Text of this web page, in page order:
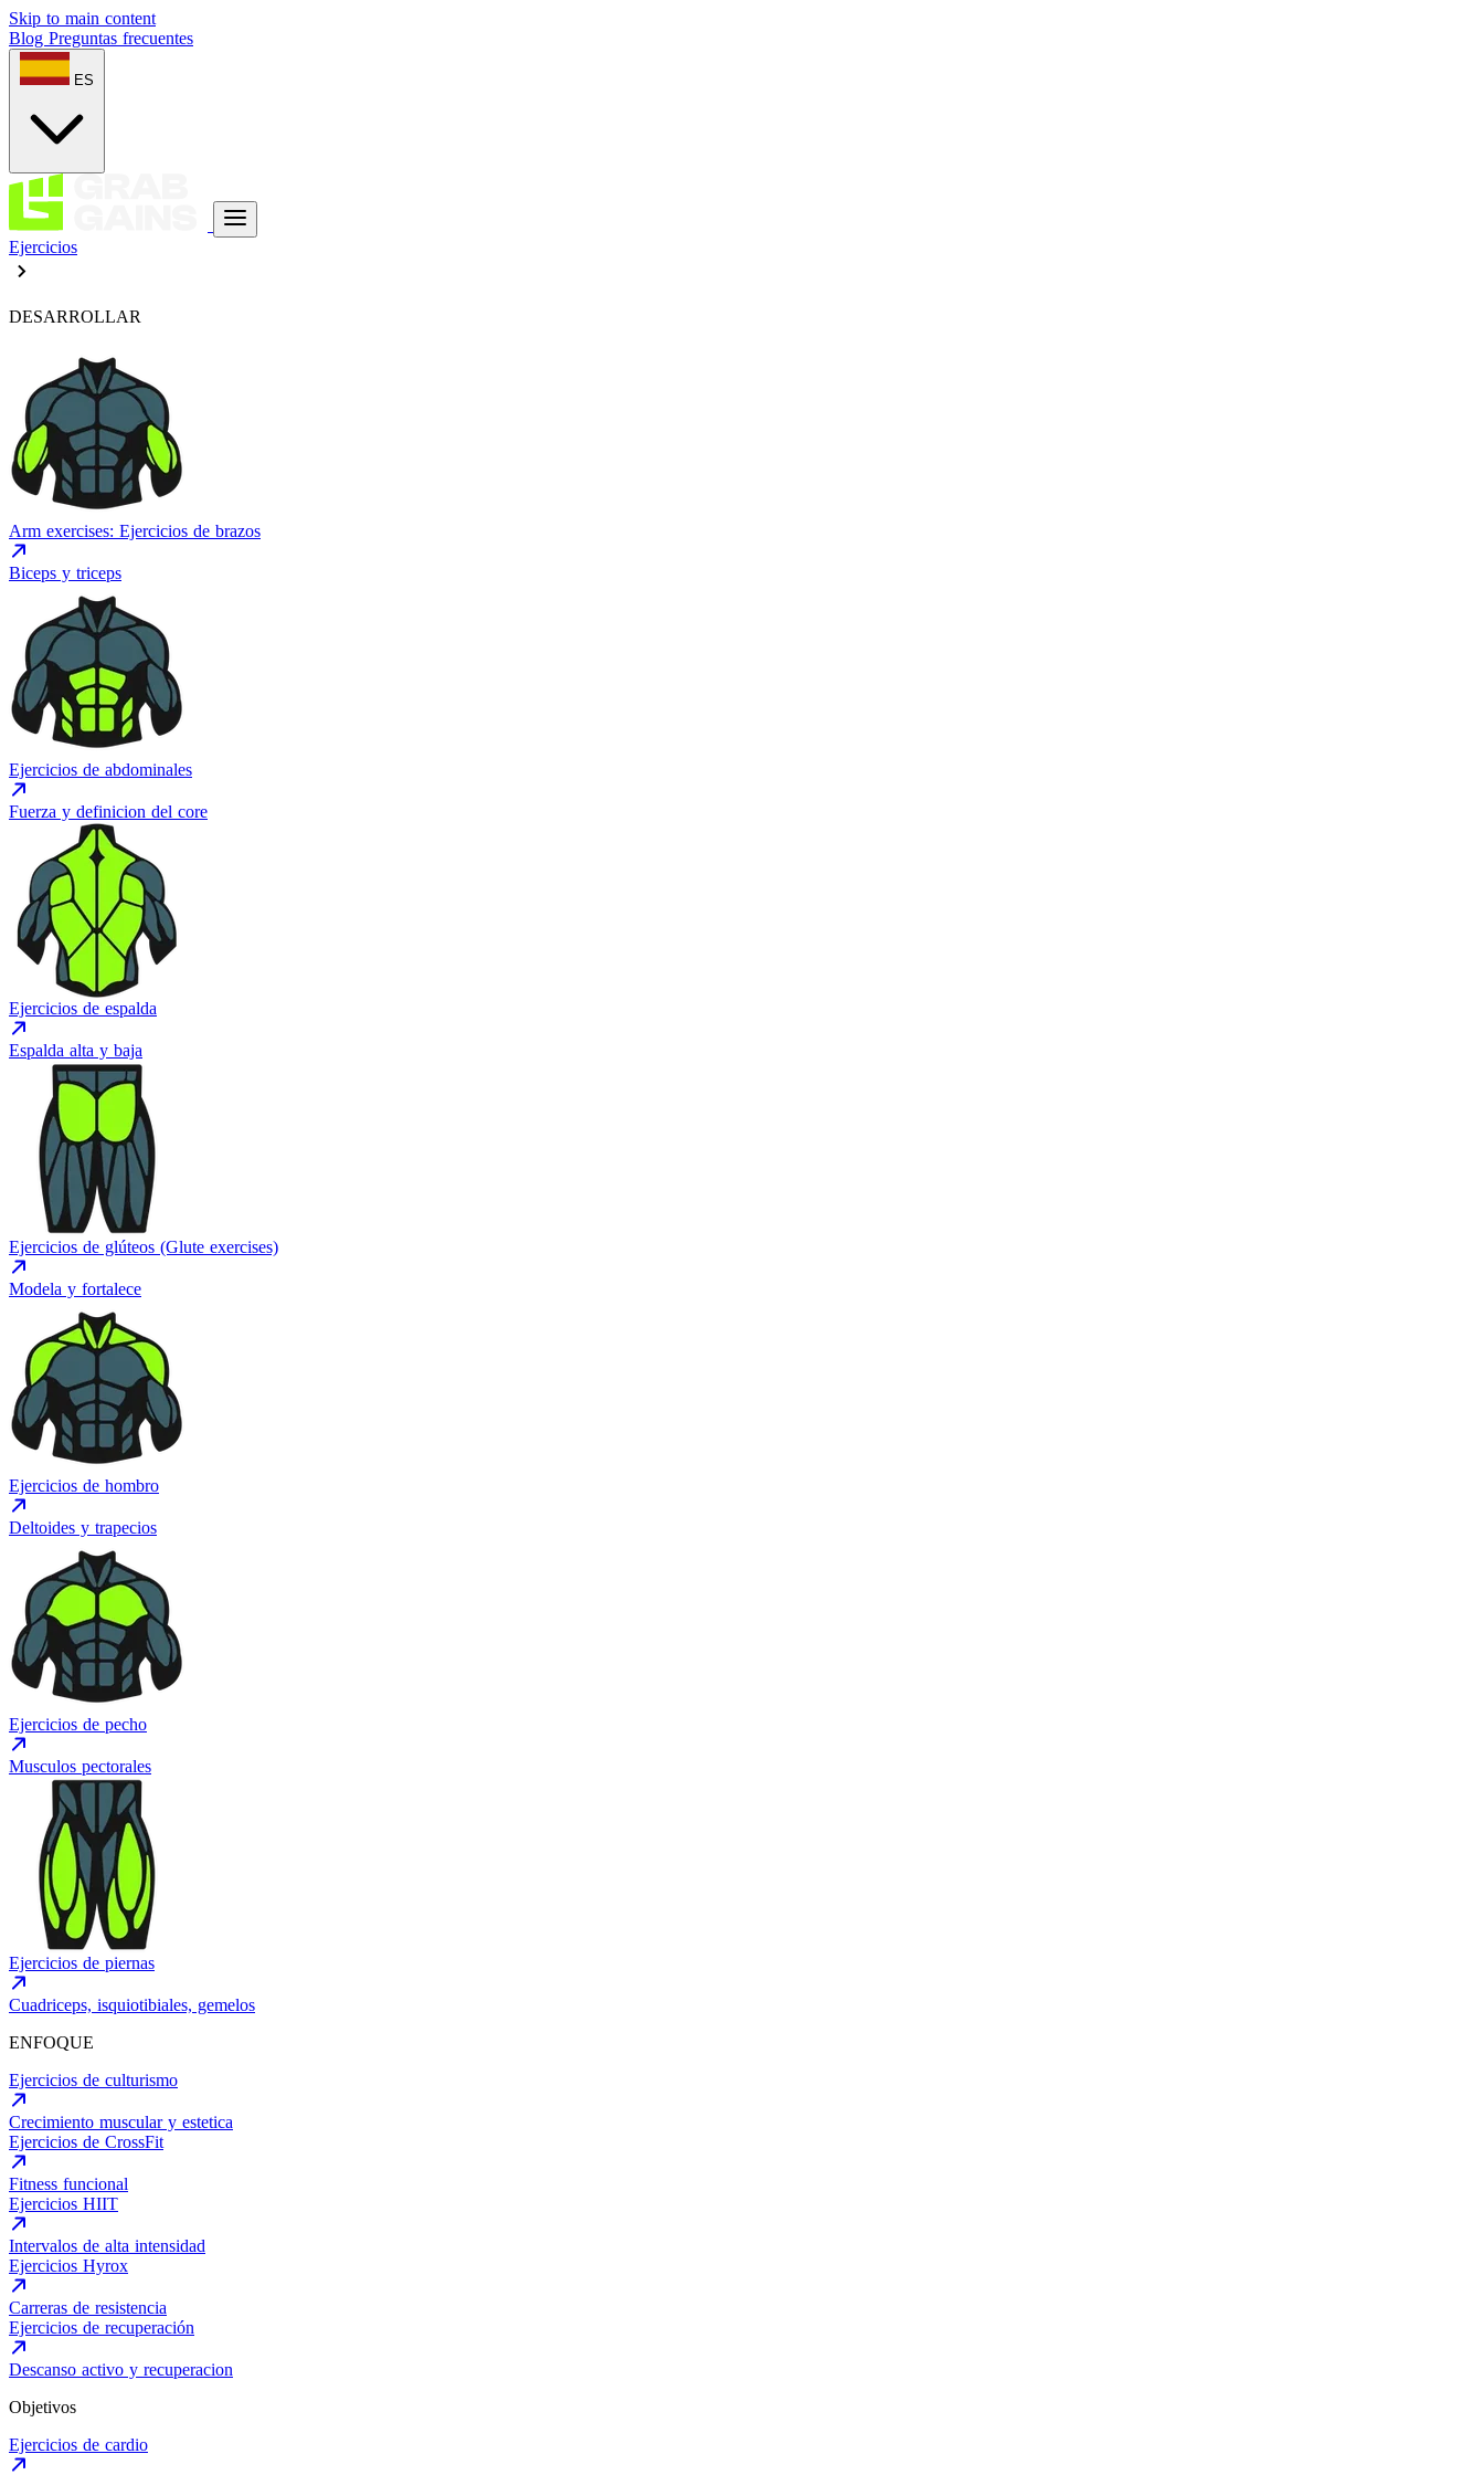
Skip to main content
Blog Preguntas frecuentes
ES
Ejercicios
DESARROLLAR
Arm exercises: Ejercicios de brazos
Biceps y triceps
Ejercicios de abdominales
Fuerza y definicion del core
Ejercicios de espalda
Espalda alta y baja
Ejercicios de glúteos (Glute exercises)
Modela y fortalece
Ejercicios de hombro
Deltoides y trapecios
Ejercicios de pecho
Musculos pectorales
Ejercicios de piernas
Cuadriceps, isquiotibiales, gemelos
ENFOQUE
Ejercicios de culturismo
Crecimiento muscular y estetica
Ejercicios de CrossFit
Fitness funcional
Ejercicios HIIT
Intervalos de alta intensidad
Ejercicios Hyrox
Carreras de resistencia
Ejercicios de recuperación
Descanso activo y recuperacion
Objetivos
Ejercicios de cardio